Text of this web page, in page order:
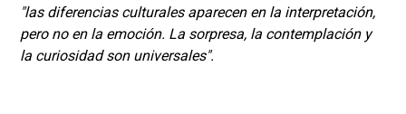
"las diferencias culturales aparecen en la interpretación,
pero no en la emoción. La sorpresa, la contemplación y
la curiosidad son universales".